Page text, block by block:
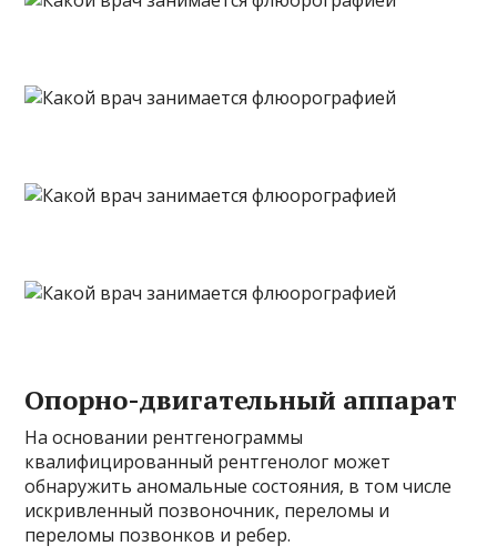
Опорно-двигательный аппарат
На основании рентгенограммы
квалифицированный рентгенолог может
обнаружить аномальные состояния, в том числе
искривленный позвоночник, переломы и
переломы позвонков и ребер.